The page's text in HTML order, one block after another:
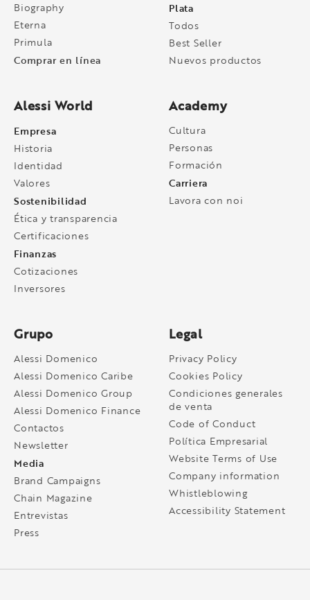
Biography
Eterna
Primula
Comprar en línea
Plata
Todos
Best Seller
Nuevos productos
Alessi World
Empresa
Historia
Identidad
Valores
Sostenibilidad
Ética y transparencia
Certificaciones
Finanzas
Cotizaciones
Inversores
Academy
Cultura
Personas
Formación
Carriera
Lavora con noi
Grupo
Alessi Domenico
Alessi Domenico Caribe
Alessi Domenico Group
Alessi Domenico Finance
Contactos
Newsletter
Media
Brand Campaigns
Chain Magazine
Entrevistas
Press
Legal
Privacy Policy
Cookies Policy
Condiciones generales
de venta
Code of Conduct
Política Empresarial
Website Terms of Use
Company information
Whistleblowing
Accessibility Statement